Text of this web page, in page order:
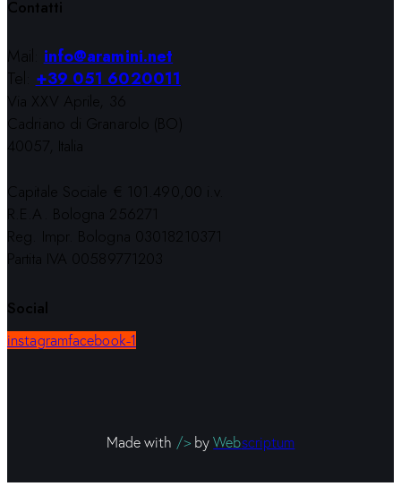
Contatti
Mail: info@aramini.net
Tel: +39 051 6020011
Via XXV Aprile, 36
Cadriano di Granarolo (BO)
40057, Italia
Capitale Sociale € 101.490,00 i.v.
R.E.A. Bologna 256271
Reg. Impr. Bologna 03018210371
Partita IVA 00589771203
Social
instagramfacebook-1
Made with />byWebscriptum